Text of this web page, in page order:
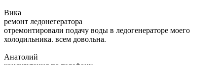
Вика
ремонт ледонегератора
отремонтировали подачу воды в ледогенераторе моего
холодильника. всем довольна.
Анатолий